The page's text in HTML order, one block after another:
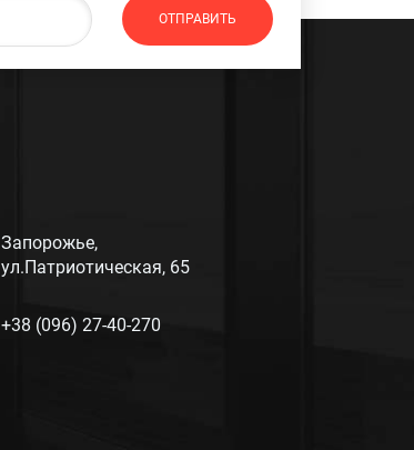
Запорожье,
ул.Патриотическая, 65
+38 (096) 27-40-270